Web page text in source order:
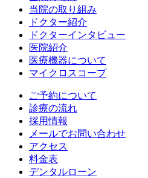
当院の取り組み
ドクター紹介
ドクターインタビュー
医院紹介
医療機器について
マイクロスコープ
ご予約について
診療の流れ
採用情報
メールでお問い合わせ
アクセス
料金表
デンタルローン